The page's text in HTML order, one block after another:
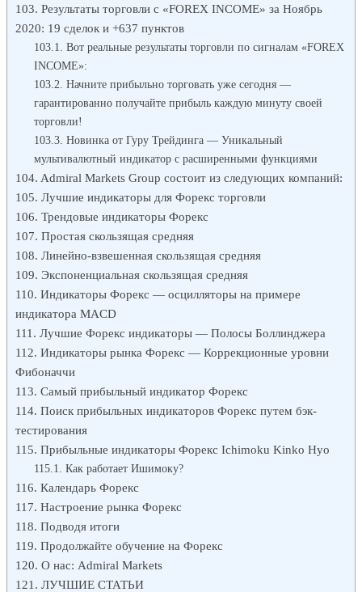
Результаты торговли с «FOREX INCOME» за Ноябрь
2020: 19 сделок и +637 пунктов
Вот реальные результаты торговли по сигналам «FOREX
INCOME»:
Начните прибыльно торговать уже сегодня —
гарантированно получайте прибыль каждую минуту своей
торговли!
Новинка от Гуру Трейдинга — Уникальный
мультивалютный индикатор с расширенными функциями
Admiral Markets Group состоит из следующих компаний:
Лучшие индикаторы для Форекс торговли
Трендовые индикаторы Форекс
Простая скользящая средняя
Линейно-взвешенная скользящая средняя
Экспоненциальная скользящая средняя
Индикаторы Форекс — осцилляторы на примере
индикатора MACD
Лучшие Форекс индикаторы — Полосы Боллинджера
Индикаторы рынка Форекс — Коррекционные уровни
Фибоначчи
Самый прибыльный индикатор Форекс
Поиск прибыльных индикаторов Форекс путем бэк-
тестирования
Прибыльные индикаторы Форекс Ichimoku Kinko Hyo
Как работает Ишимоку?
Календарь Форекс
Настроение рынка Форекс
Подводя итоги
Продолжайте обучение на Форекс
О нас: Admiral Markets
ЛУЧШИЕ СТАТЬИ